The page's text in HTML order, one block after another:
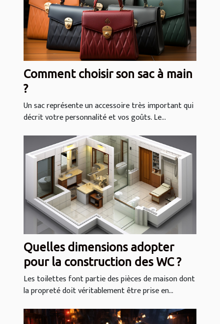
Comment choisir son sac à main
?
Un sac représente un accessoire très important qui
décrit votre personnalité et vos goûts. Le...
Quelles dimensions adopter
pour la construction des WC ?
Les toilettes font partie des pièces de maison dont
la propreté doit véritablement être prise en...